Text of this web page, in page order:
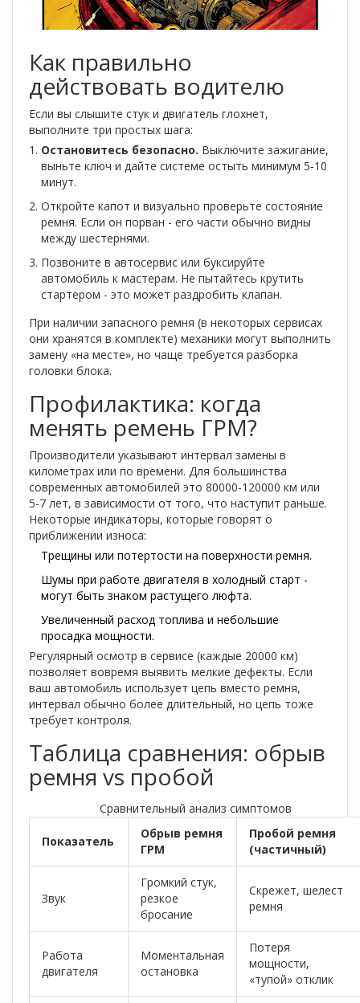
Как правильно
действовать водителю
Если вы слышите стук и двигатель глохнет,
выполните три простых шага:
Остановитесь безопасно. Выключите зажигание,
выньте ключ и дайте системе остыть минимум 5‑10
минут.
Откройте капот и визуально проверьте состояние
ремня. Если он порван - его части обычно видны
между шестернями.
Позвоните в автосервис или буксируйте
автомобиль к мастерам. Не пытайтесь крутить
стартером - это может раздробить клапан.
При наличии запасного ремня (в некоторых сервисах
они хранятся в комплекте) механики могут выполнить
замену «на месте», но чаще требуется разборка
головки блока.
Профилактика: когда
менять ремень ГРМ?
Производители указывают интервал замены в
километрах или по времени. Для большинства
современных автомобилей это 80000-120000 км или
5-7 лет, в зависимости от того, что наступит раньше.
Некоторые индикаторы, которые говорят о
приближении износа:
Трещины или потертости на поверхности ремня.
Шумы при работе двигателя в холодный старт -
могут быть знаком растущего люфта.
Увеличенный расход топлива и небольшие
просадка мощности.
Регулярный осмотр в сервисе (каждые 20000 км)
позволяет вовремя выявить мелкие дефекты. Если
ваш автомобиль использует цепь вместо ремня,
интервал обычно более длительный, но цепь тоже
требует контроля.
Таблица сравнения: обрыв
ремня vs пробой
Сравнительный анализ симптомов
Показатель
Обрыв ремня
ГРМ
Пробой ремня
(частичный)
Звук
Громкий стук,
резкое
бросание
Скрежет, шелест
ремня
Работа
двигателя
Моментальная
остановка
Потеря
мощности,
«тупой» отклик